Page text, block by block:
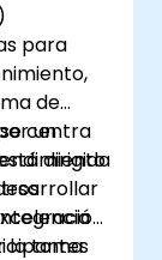
para
de
centra
un
dirigida
la toma